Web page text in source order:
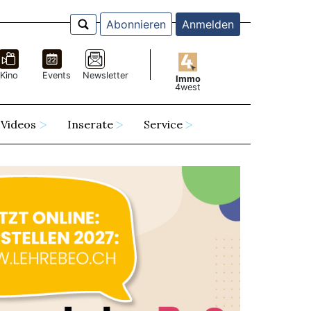
Abonnieren Anmelden
Kino Events Newsletter
Immo
4west
Videos Inserate Service